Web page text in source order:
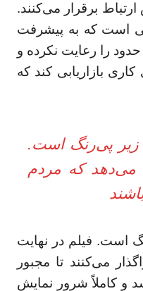
برقرار می‌کنند.
است که به پیشرفت
را رعایت نکرده و
بازاریابی کند که
زیر پی‌رنگ است.
می‌دهد که مردم
است. فیلم در نهایت
می‌کنند تا مجبور
و کاملاً شرور نمایش